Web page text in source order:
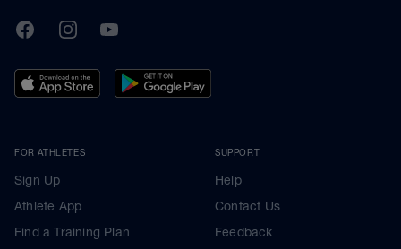
TrainingPeaks
FacebookInstagramYoutube
FOR ATHLETES
Sign Up
Athlete App
Find a Training Plan
SUPPORT
Help
Contact Us
Feedback